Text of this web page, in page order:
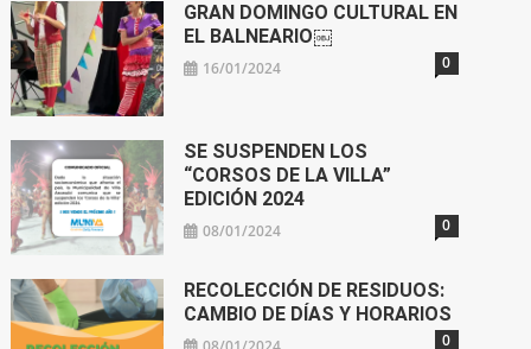
GRAN DOMINGO CULTURAL EN
EL BALNEARIO￼
16/01/2024 0
SE SUSPENDEN LOS
“CORSOS DE LA VILLA”
EDICIÓN 2024
08/01/2024 0
RECOLECCIÓN DE RESIDUOS:
CAMBIO DE DÍAS Y HORARIOS
0